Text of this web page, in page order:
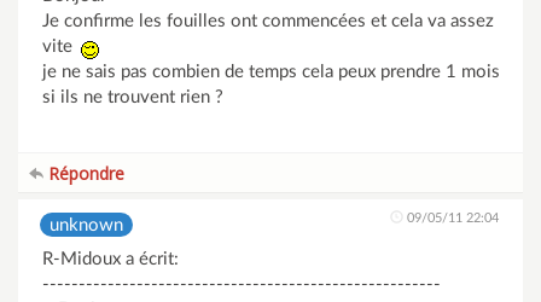
Je confirme les fouilles ont commencées et cela va assez
vite
je ne sais pas combien de temps cela peux prendre 1 mois
si ils ne trouvent rien ?
Répondre
unknown 09/05/11 22:04
R-Midoux a écrit:
-------------------------------------------------------